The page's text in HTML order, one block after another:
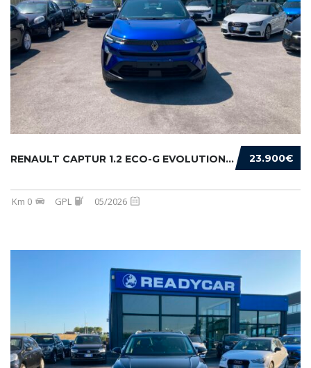
23.900€
RENAULT CAPTUR 1.2 ECO-G EVOLUTION 120CV
Km 0 GPL 05/2026